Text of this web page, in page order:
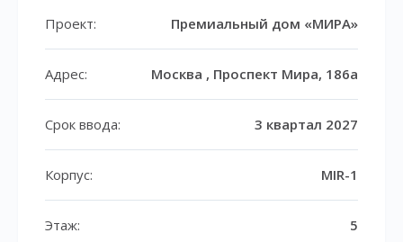
Проект: Премиальный дом «МИРА»
Адрес: Москва , Проспект Мира, 186а
Срок ввода: 3 квартал 2027
Корпус: MIR-1
Этаж: 5